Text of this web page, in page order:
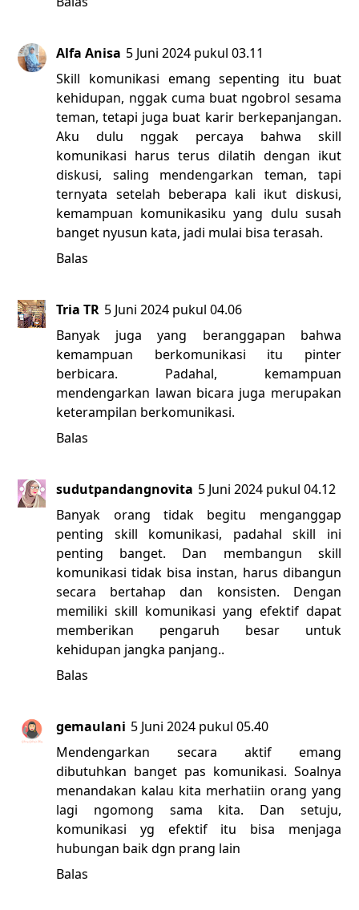
Alfa Anisa 5 Juni 2024 pukul 03.11
Skill komunikasi emang sepenting itu buat
kehidupan, nggak cuma buat ngobrol sesama
teman, tetapi juga buat karir berkepanjangan.
Aku dulu nggak percaya bahwa skill
komunikasi harus terus dilatih dengan ikut
diskusi, saling mendengarkan teman, tapi
ternyata setelah beberapa kali ikut diskusi,
kemampuan komunikasiku yang dulu susah
banget nyusun kata, jadi mulai bisa terasah.
Balas
Tria TR 5 Juni 2024 pukul 04.06
Banyak juga yang beranggapan bahwa
kemampuan berkomunikasi itu pinter
berbicara. Padahal, kemampuan
mendengarkan lawan bicara juga merupakan
keterampilan berkomunikasi.
Balas
sudutpandangnovita 5 Juni 2024 pukul 04.12
Banyak orang tidak begitu menganggap
penting skill komunikasi, padahal skill ini
penting banget. Dan membangun skill
komunikasi tidak bisa instan, harus dibangun
secara bertahap dan konsisten. Dengan
memiliki skill komunikasi yang efektif dapat
memberikan pengaruh besar untuk
kehidupan jangka panjang..
Balas
gemaulani 5 Juni 2024 pukul 05.40
Mendengarkan secara aktif emang
dibutuhkan banget pas komunikasi. Soalnya
menandakan kalau kita merhatiin orang yang
lagi ngomong sama kita. Dan setuju,
komunikasi yg efektif itu bisa menjaga
hubungan baik dgn prang lain
Balas